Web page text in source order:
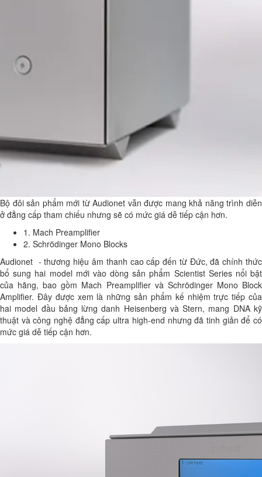
Bộ đôi sản phẩm mới từ Audionet vẫn được mang khả năng trình diễn
ở đẳng cấp tham chiếu nhưng sẽ có mức giá dễ tiếp cận hơn.
1. Mach Preamplifier
2. Schrödinger Mono Blocks
Audionet - thương hiệu âm thanh cao cấp đến từ Đức, đã chính thức
bổ sung hai model mới vào dòng sản phẩm Scientist Series nổi bật
của hãng, bao gồm Mach Preamplifier và Schrödinger Mono Block
Amplifier. Đây được xem là những sản phẩm kế nhiệm trực tiếp của
hai model đầu bảng lừng danh Heisenberg và Stern, mang DNA kỹ
thuật và công nghệ đẳng cấp ultra high-end nhưng đã tinh giản để có
mức giá dễ tiếp cận hơn.